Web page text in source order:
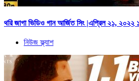
থরি জাগা ভিডিও গান আর্জিত সিং |এপ্রিল ২১,
নিউজ ফ্ল্যাশ